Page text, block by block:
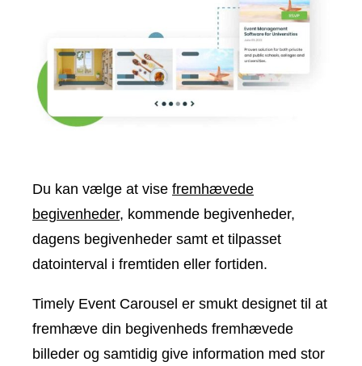
Du kan vælge at vise fremhævede
begivenheder, kommende begivenheder,
dagens begivenheder samt et tilpasset
datointerval i fremtiden eller fortiden.
Timely Event Carousel er smukt designet til at
fremhæve din begivenheds fremhævede
billeder og samtidig give information med stor